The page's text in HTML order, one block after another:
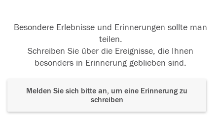
Besondere Erlebnisse und Erinnerungen sollte man
teilen.
Schreiben Sie über die Ereignisse, die Ihnen
besonders in Erinnerung geblieben sind.
Melden Sie sich bitte an, um eine Erinnerung zu
schreiben